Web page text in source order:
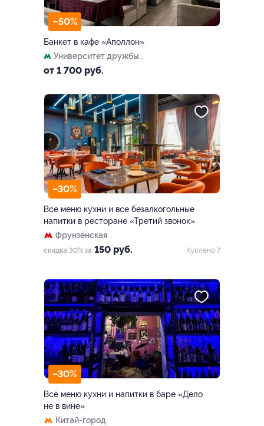
–50%
Банкет в кафе «Аполлон»
Университет дружбы
народов
от 1 700 руб.
–30%
Все меню кухни и все безалкогольные
напитки в ресторане «Третий звонок»
Фрунзенская
скидка 30% за 150 руб. Куплено 7
–30%
Всё меню кухни и напитки в баре «Дело
не в вине»
Китай-город